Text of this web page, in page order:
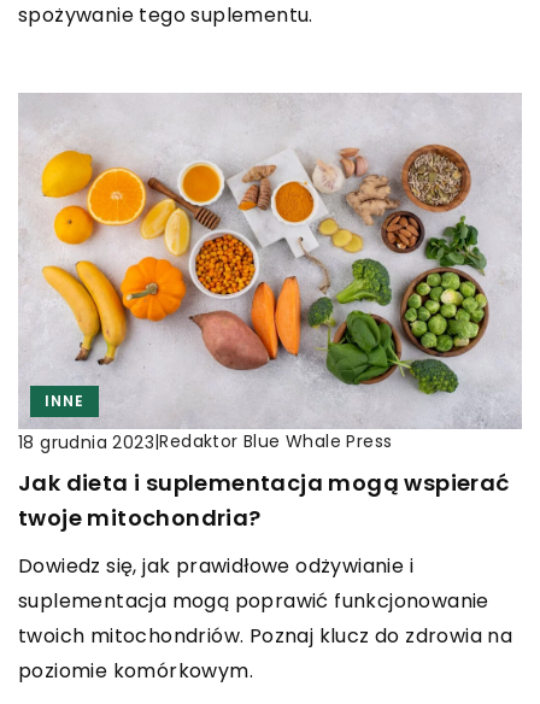
spożywanie tego suplementu.
INNE
18 grudnia 2023|Redaktor Blue Whale Press
Jak dieta i suplementacja mogą wspierać
twoje mitochondria?
Dowiedz się, jak prawidłowe odżywianie i
suplementacja mogą poprawić funkcjonowanie
twoich mitochondriów. Poznaj klucz do zdrowia na
poziomie komórkowym.